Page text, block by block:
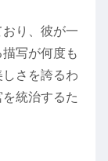
り、彼が一
写が何度も
さを誇るわ
統治するた